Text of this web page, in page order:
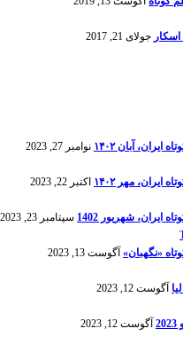
اسکار جولای 21, 2017
آبان ۱۴۰۲ نوامبر 27, 2023
مهر ۱۴۰۲ اکتبر 22, 2023
شهریور 1402 سپتامبر 23, 2023
«نگهبان» آگوست 13, 2023
آگوست 12, 2023
آگوست 12, 2023